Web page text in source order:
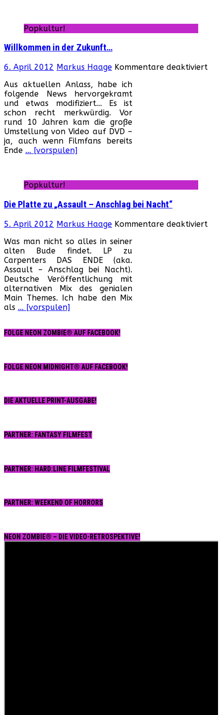
Popkultur!
Willkommen in der Zukunft…
6. April 2012 Markus Haage Kommentare deaktiviertfür
Aus aktuellen Anlass, habe ich
folgende News hervorgekramt
und etwas modifiziert… Es ist
schon recht merkwürdig. Vor
rund 10 Jahren kam die große
Umstellung von Video auf DVD –
ja, auch wenn Filmfans bereits
Ende … [vorspulen]
Popkultur!
Die Platte zu „Assault – Anschlag bei Nacht“
5. April 2012 Markus Haage Kommentare deaktiviert
Was man nicht so alles in seiner
alten Bude findet. LP zu
Carpenters DAS ENDE (aka.
Assault – Anschlag bei Nacht).
Deutsche Veröffentlichung mit
alternativen Mix des genialen
Main Themes. Ich habe den Mix
als … [vorspulen]
FOLGE NEON ZOMBIE® AUF FACEBOOK!
FOLGE NEON MIDNIGHT® AUF FACEBOOK!
DIE AKTUELLE PRINT-AUSGABE!
PARTNER: FANTASY FILMFEST
PARTNER: HARD:LINE FILMFESTIVAL
PARTNER: WEEKEND OF HORRORS
NEON ZOMBIE® – DIE VIDEO-RETROSPEKTIVE!